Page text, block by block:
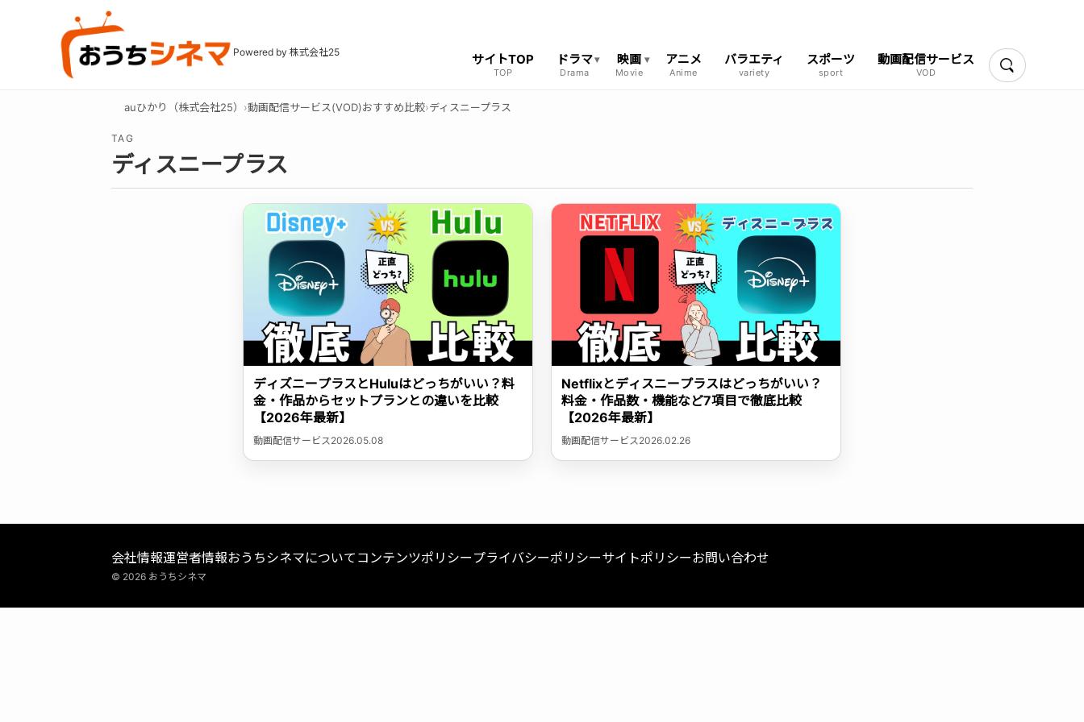
Powered by 株式会社25 サイトTOP ドラマ 映画 アニメ バラエティ スポーツ 動画配信サービス
検索
auひかり（株式会社25） ›動画配信サービス(VOD)おすすめ比較›ディスニープラス
TAG
ディスニープラス
ディズニープラスとHuluはどっちがいい？料
金・作品からセットプランとの違いを比較
【2026年最新】
動画配信サービス2026.05.08
Netflixとディスニープラスはどっちがいい？
料金・作品数・機能など7項目で徹底比較
【2026年最新】
動画配信サービス2026.02.26
会社情報運営者情報おうちシネマについて コンテンツポリシー プライバシーポリシーサイトポリシーお問い合わせ
© 2026 おうちシネマ